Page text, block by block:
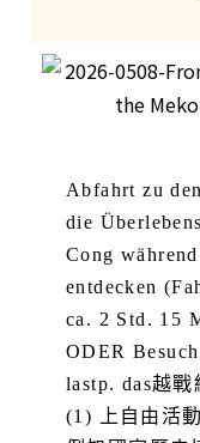
Abfahrt zu
die
Cong
entdecken
ca. 2 Std. 15
ODER
lastp. das越
(1) 上自由活